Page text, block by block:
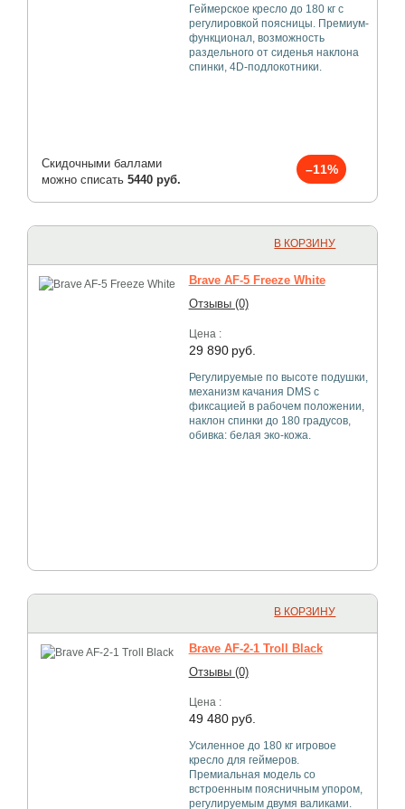
Геймерское кресло до 180 кг с
регулировкой поясницы. Премиум-
функционал, возможность
раздельного от сиденья наклона
спинки, 4D-подлокотники.
Скидочными баллами
можно списать 5440 руб.
–11%
В КОРЗИНУ
Brave AF-5 Freeze White
Отзывы (0)
Цена :
29 890 руб.
Регулируемые по высоте подушки,
механизм качания DMS с
фиксацией в рабочем положении,
наклон спинки до 180 градусов,
обивка: белая эко-кожа.
В КОРЗИНУ
Brave AF-2-1 Troll Black
Отзывы (0)
Цена :
49 480 руб.
Усиленное до 180 кг игровое
кресло для геймеров.
Премиальная модель со
встроенным поясничным упором,
регулируемым двумя валиками.